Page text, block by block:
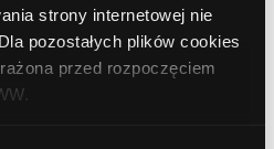
strony internetowej nie
pozostałych plików cookies
przed rozpoczęciem